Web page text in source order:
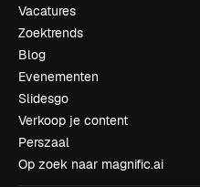
Vacatures
Zoektrends
Blog
Evenementen
Slidesgo
Verkoop je content
Perszaal
Op zoek naar magnific.ai